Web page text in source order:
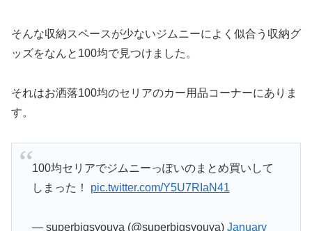
そんな収納スペースが少ないジムニーによく似合う収納グ
ッズをなんと100均で見つけました。
それはお洒落100均のセリアのカー用品コーナーにありま
す。
100均セリアでジムニーっぽいのまとめ買いして
しまった！ pic.twitter.com/Y5U7RIaN41
— superbigsyouya (@superbigsyouya) January